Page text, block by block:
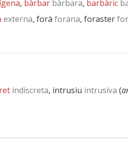
, bàrbar bàrbara, barbàric
externa, forà forana, foraster
indiscreta, intrusiu intrusiva (